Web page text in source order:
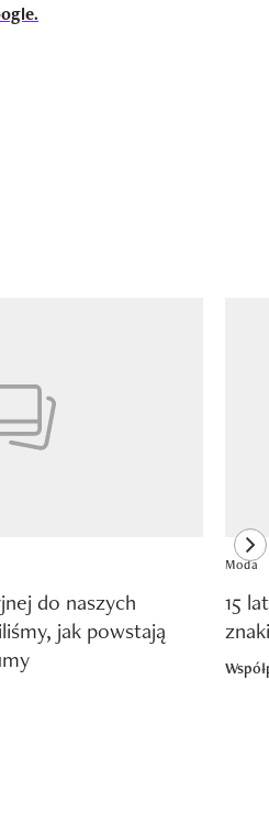
do naszych
jak powstają
Moda
15